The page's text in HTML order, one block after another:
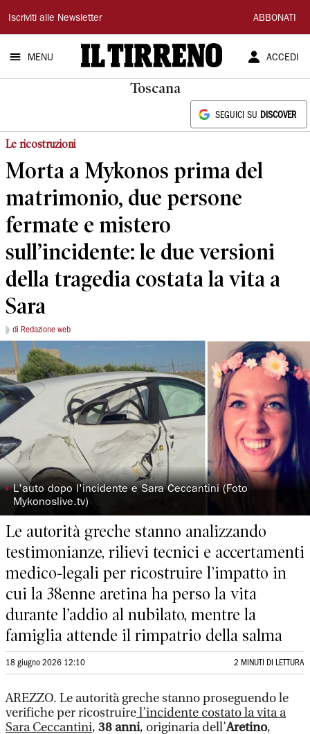
Il
Tirreno
Iscriviti alle Newsletter ABBONATI
MENU ACCEDI
Toscana
SEGUICI SU DISCOVER
Le ricostruzioni
Morta a Mykonos prima del
matrimonio, due persone
fermate e mistero
sull’incidente: le due versioni
della tragedia costata la vita a
Sara
di Redazione web
◗L'auto dopo l'incidente e Sara Ceccantini (Foto
Mykonoslive.tv)
Le autorità greche stanno analizzando
testimonianze, rilievi tecnici e accertamenti
medico‑legali per ricostruire l’impatto in
cui la 38enne aretina ha perso la vita
durante l’addio al nubilato, mentre la
famiglia attende il rimpatrio della salma
18 giugno 2026 12:10 2 MINUTI DI LETTURA
AREZZO. Le autorità greche stanno proseguendo le
verifiche per ricostruirel’incidente costato la vita a
Sara Ceccantini, 38 anni, originaria dell’Aretino,